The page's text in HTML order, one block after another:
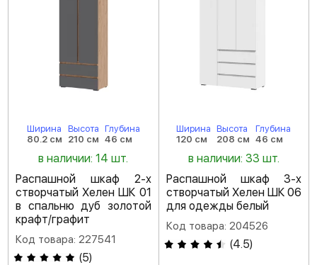
Ширина
80.2 см
Высота
210 см
Глубина
46 см
в наличии: 14 шт.
Распашной шкаф 2-х
створчатый Хелен ШК 01
в спальню дуб золотой
крафт/графит
Код товара: 227541
(5)
Ширина
120 см
Высота
208 см
Глубина
46 см
в наличии: 33 шт.
Распашной шкаф 3-х
створчатый Хелен ШК 06
для одежды белый
Код товара: 204526
(4.5)